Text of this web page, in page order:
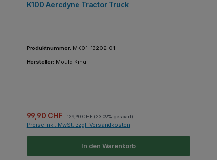
K100 Aerodyne Tractor Truck
Produktnummer: MK01-13202-01
Hersteller: Mould King
Verkaufspreis:
99,90 CHF 129,90 CHF (23.09% gespart)
Preise inkl. MwSt. zzgl. Versandkosten
In den Warenkorb